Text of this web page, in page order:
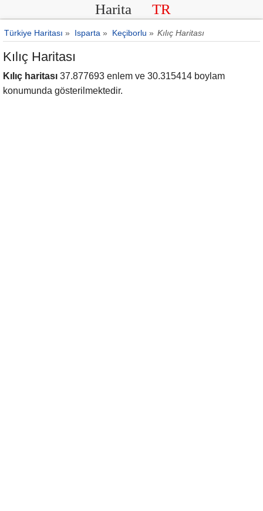
Harita TR
Türkiye Haritası » Isparta » Keçiborlu » Kılıç Haritası
Kılıç Haritası
Kılıç haritası 37.877693 enlem ve 30.315414 boylam
konumunda gösterilmektedir.